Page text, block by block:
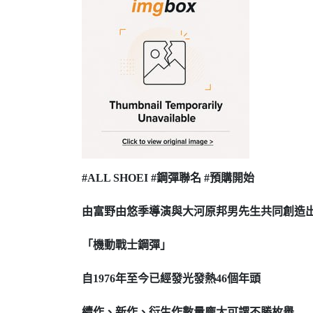
#ALL SHOEI #鋼彈聯名 #預購開始
由富野由悠季導演與大河原邦男先生共同創造
「機動戰士鋼彈」
自1976年至今已經發光發熱46個年頭